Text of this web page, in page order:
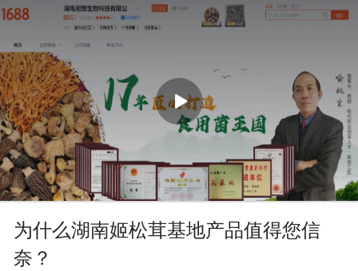
为什么湖南姬松茸基地产品值得您信
奈？